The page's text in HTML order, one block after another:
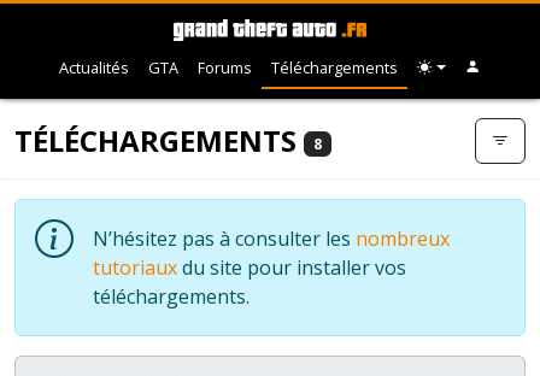
Actualités GTA Forums Téléchargements
TÉLÉCHARGEMENTS 8
N’hésitez pas à consulter les nombreux
tutoriauxdu site pour installer vos
téléchargements.